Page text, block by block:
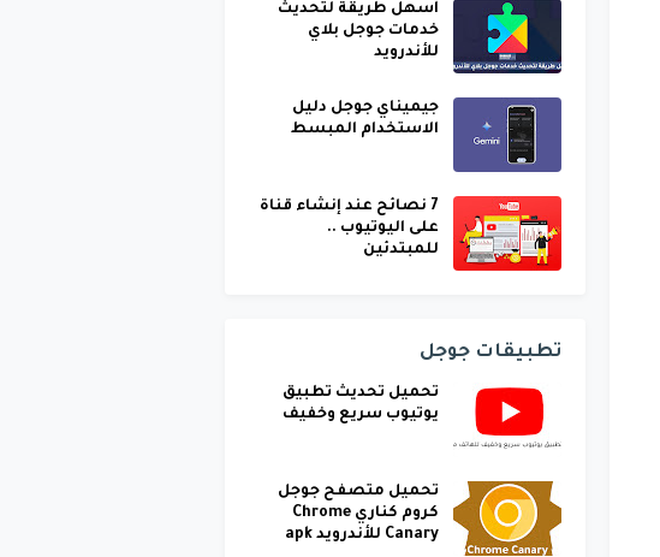
أسهل طريقة لتحديث
خدمات جوجل بلاي
للأندرويد
جيميناي جوجل دليل
الاستخدام المبسط
7 نصائح عند إنشاء قناة
على اليوتيوب ..
للمبتدئين
تطبيقات جوجل
تحميل تحديث تطبيق
يوتيوب سريع وخفيف
تحميل متصفح جوجل
كروم كناري Chrome
Canary للأندرويد apk